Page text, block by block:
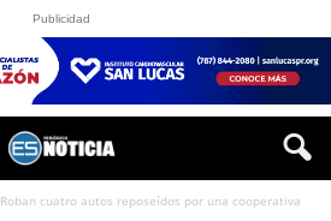
Publicidad
Roban cuatro autos reposeídos por una cooperativa